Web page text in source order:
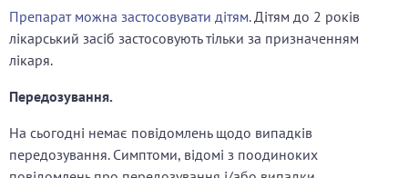
Препарат можна застосовувати дітям.Дітям до 2 років
лікарський засіб застосовують тільки за призначенням
лікаря.
Передозування.
На сьогодні немає повідомлень щодо випадків
передозування. Симптоми, відомі з поодиноких